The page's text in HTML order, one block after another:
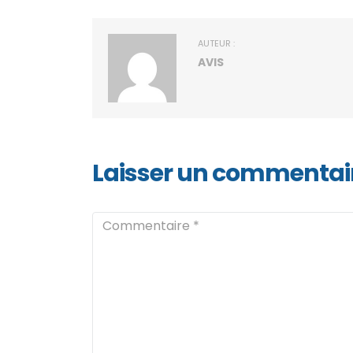
AUTEUR :
AVIS
Laisser un